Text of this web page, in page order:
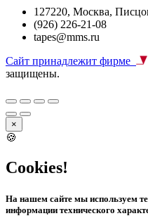
127220, Москва,
(926) 226-21-08
tapes@mms.ru
Сайт принадлежит фирме
защищены.
×
🍪
Cookies!
На нашем сайте мы используем
информации технического